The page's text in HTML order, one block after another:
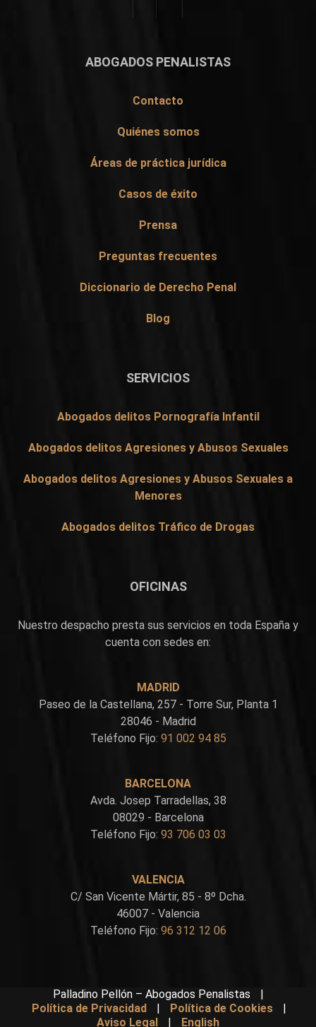
ABOGADOS PENALISTAS
Contacto
Quiénes somos
Áreas de práctica jurídica
Casos de éxito
Prensa
Preguntas frecuentes
Diccionario de Derecho Penal
Blog
SERVICIOS
Abogados delitos Pornografía Infantil
Abogados delitos Agresiones y Abusos Sexuales
Abogados delitos Agresiones y Abusos Sexuales a
Menores
Abogados delitos Tráfico de Drogas
OFICINAS
Nuestro despacho presta sus servicios en toda España y
cuenta con sedes en:
MADRID
Paseo de la Castellana, 257 - Torre Sur, Planta 1
28046 - Madrid
Teléfono Fijo: 91 002 94 85
BARCELONA
Avda. Josep Tarradellas, 38
08029 - Barcelona
Teléfono Fijo: 93 706 03 03
VALENCIA
C/ San Vicente Mártir, 85 - 8º Dcha.
46007 - Valencia
Teléfono Fijo: 96 312 12 06
Palladino Pellón – Abogados Penalistas
|
Política de Privacidad
| Política de Cookies
|
Aviso Legal
| English